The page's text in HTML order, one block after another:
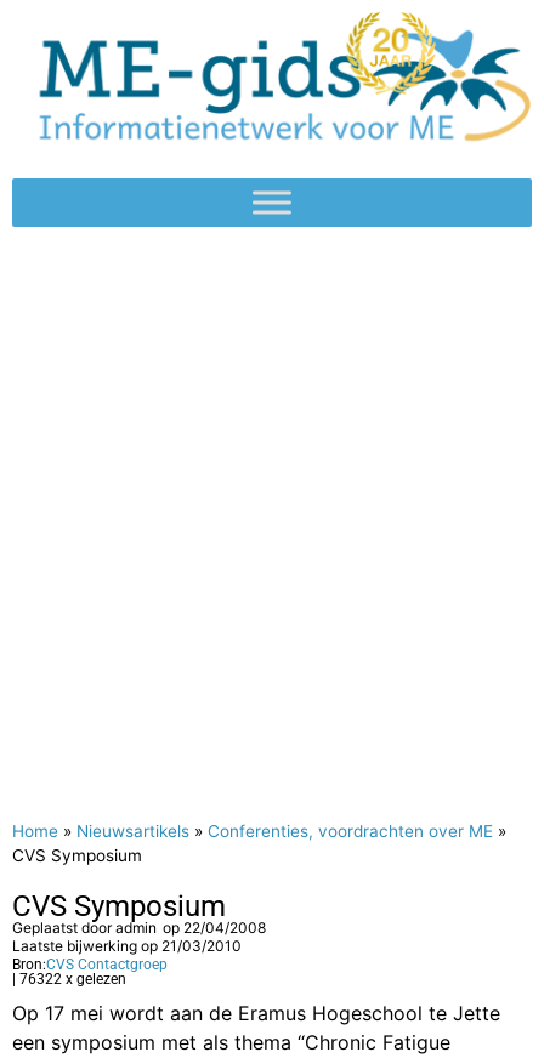
Home » Nieuwsartikels » Conferenties, voordrachten over ME »
CVS Symposium
CVS Symposium
Geplaatst dooradmin op 22/04/2008
Laatste bijwerking op 21/03/2010
Bron:CVS Contactgroep
| 76322 x gelezen
Op 17 mei wordt aan de Eramus Hogeschool te Jette
een symposium met als thema “Chronic Fatigue